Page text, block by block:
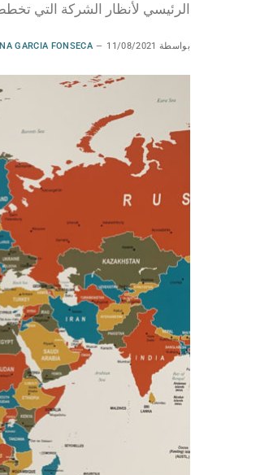
الرئيسي لأنظار الشركة التي
بواسطة GARCIA FONSECA 11/08/2021